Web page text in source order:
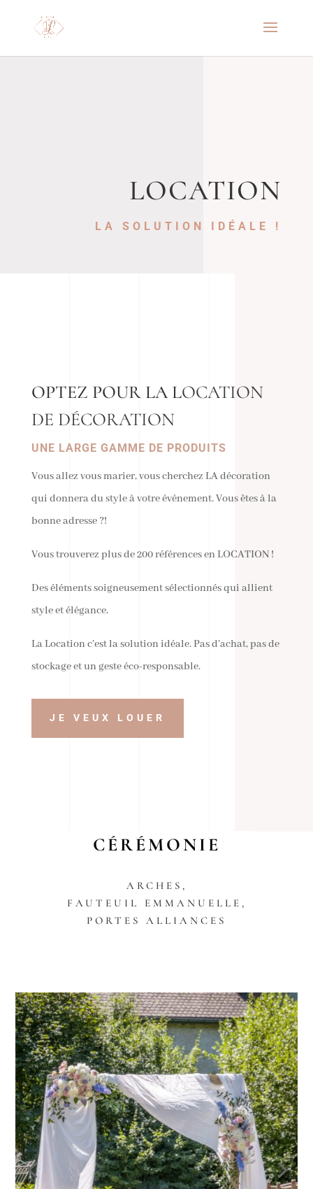
LOCATION
LA SOLUTION IDÉALE !
OPTEZ POUR LA LOCATION
DE DÉCORATION
UNE LARGE GAMME DE PRODUITS
Vous allez vous marier, vous cherchez LA décoration
qui donnera du style à votre événement. Vous êtes à la
bonne adresse ?!
Vous trouverez plus de 200 références en LOCATION !
Des éléments soigneusement sélectionnés qui allient
style et élégance.
La Location c’est la solution idéale. Pas d’achat, pas de
stockage et un geste éco-responsable.
JE VEUX LOUER
CÉRÉMONIE
ARCHES,
FAUTEUIL EMMANUELLE,
PORTES ALLIANCES